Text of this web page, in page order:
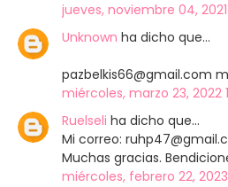
jueves, noviembre 04,
Unknown ha dicho que…
pazbelkis66@gmail.com
miércoles, marzo 23, 2022
Ruelseli ha dicho que…
Mi correo:
Muchas gracias.
miércoles, febrero 22,